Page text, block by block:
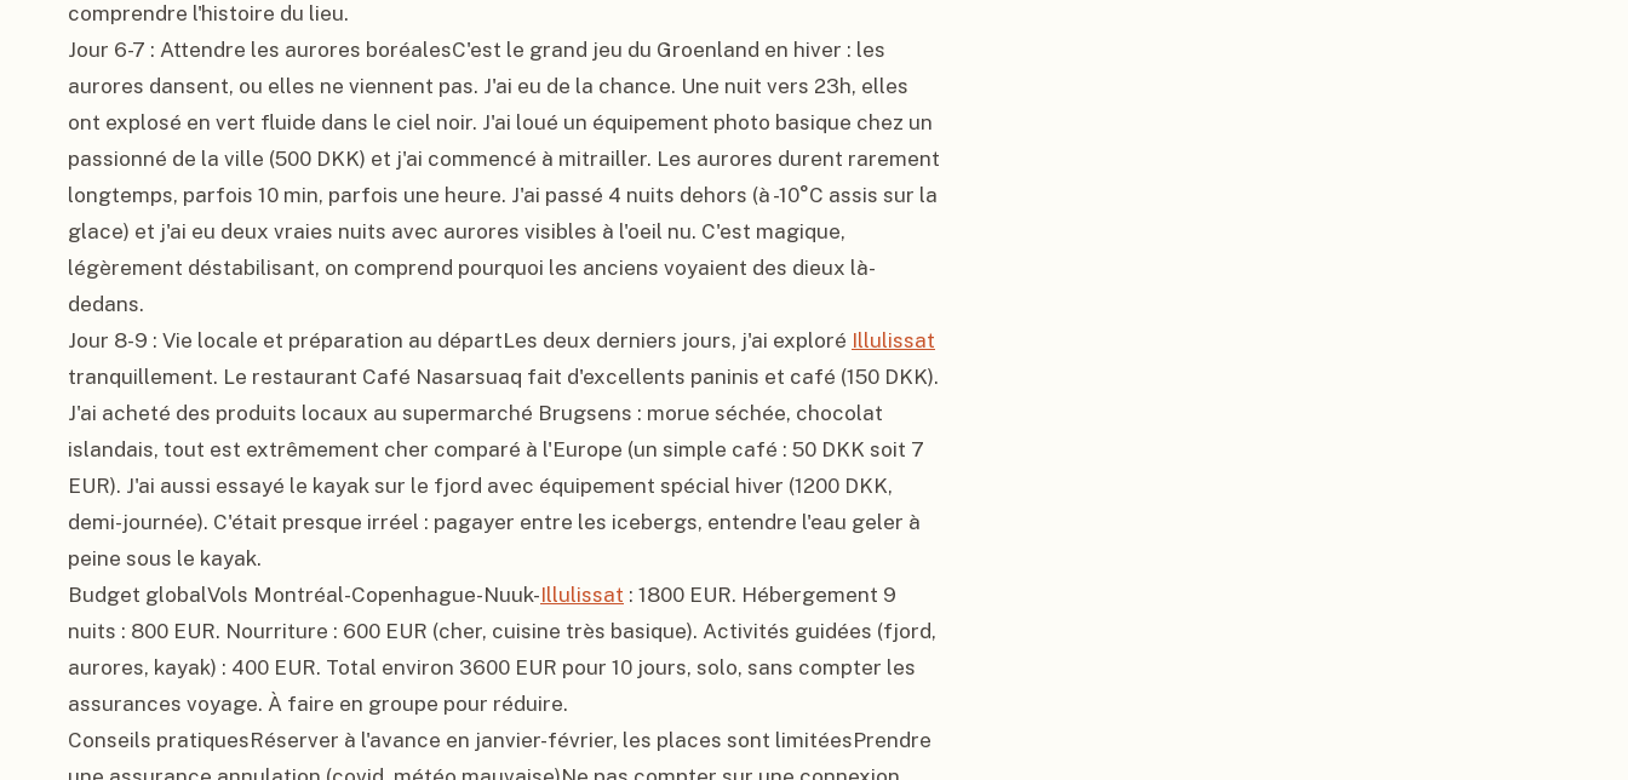
comprendre l'histoire du lieu.
Jour 6-7 : Attendre les aurores boréalesC'est le grand jeu du Groenland en hiver : les
aurores dansent, ou elles ne viennent pas. J'ai eu de la chance. Une nuit vers 23h, elles
ont explosé en vert fluide dans le ciel noir. J'ai loué un équipement photo basique chez un
passionné de la ville (500 DKK) et j'ai commencé à mitrailler. Les aurores durent rarement
longtemps, parfois 10 min, parfois une heure. J'ai passé 4 nuits dehors (à -10°C assis sur la
glace) et j'ai eu deux vraies nuits avec aurores visibles à l'oeil nu. C'est magique,
légèrement déstabilisant, on comprend pourquoi les anciens voyaient des dieux là-
dedans.
Jour 8-9 : Vie locale et préparation au départLes deux derniers jours, j'ai exploré Illulissat
tranquillement. Le restaurant Café Nasarsuaq fait d'excellents paninis et café (150 DKK).
J'ai acheté des produits locaux au supermarché Brugsens : morue séchée, chocolat
islandais, tout est extrêmement cher comparé à l'Europe (un simple café : 50 DKK soit 7
EUR). J'ai aussi essayé le kayak sur le fjord avec équipement spécial hiver (1200 DKK,
demi-journée). C'était presque irréel : pagayer entre les icebergs, entendre l'eau geler à
peine sous le kayak.
Budget globalVols Montréal-Copenhague-Nuuk-Illulissat : 1800 EUR. Hébergement 9
nuits : 800 EUR. Nourriture : 600 EUR (cher, cuisine très basique). Activités guidées (fjord,
aurores, kayak) : 400 EUR. Total environ 3600 EUR pour 10 jours, solo, sans compter les
assurances voyage. À faire en groupe pour réduire.
Conseils pratiquesRéserver à l'avance en janvier-février, les places sont limitéesPrendre